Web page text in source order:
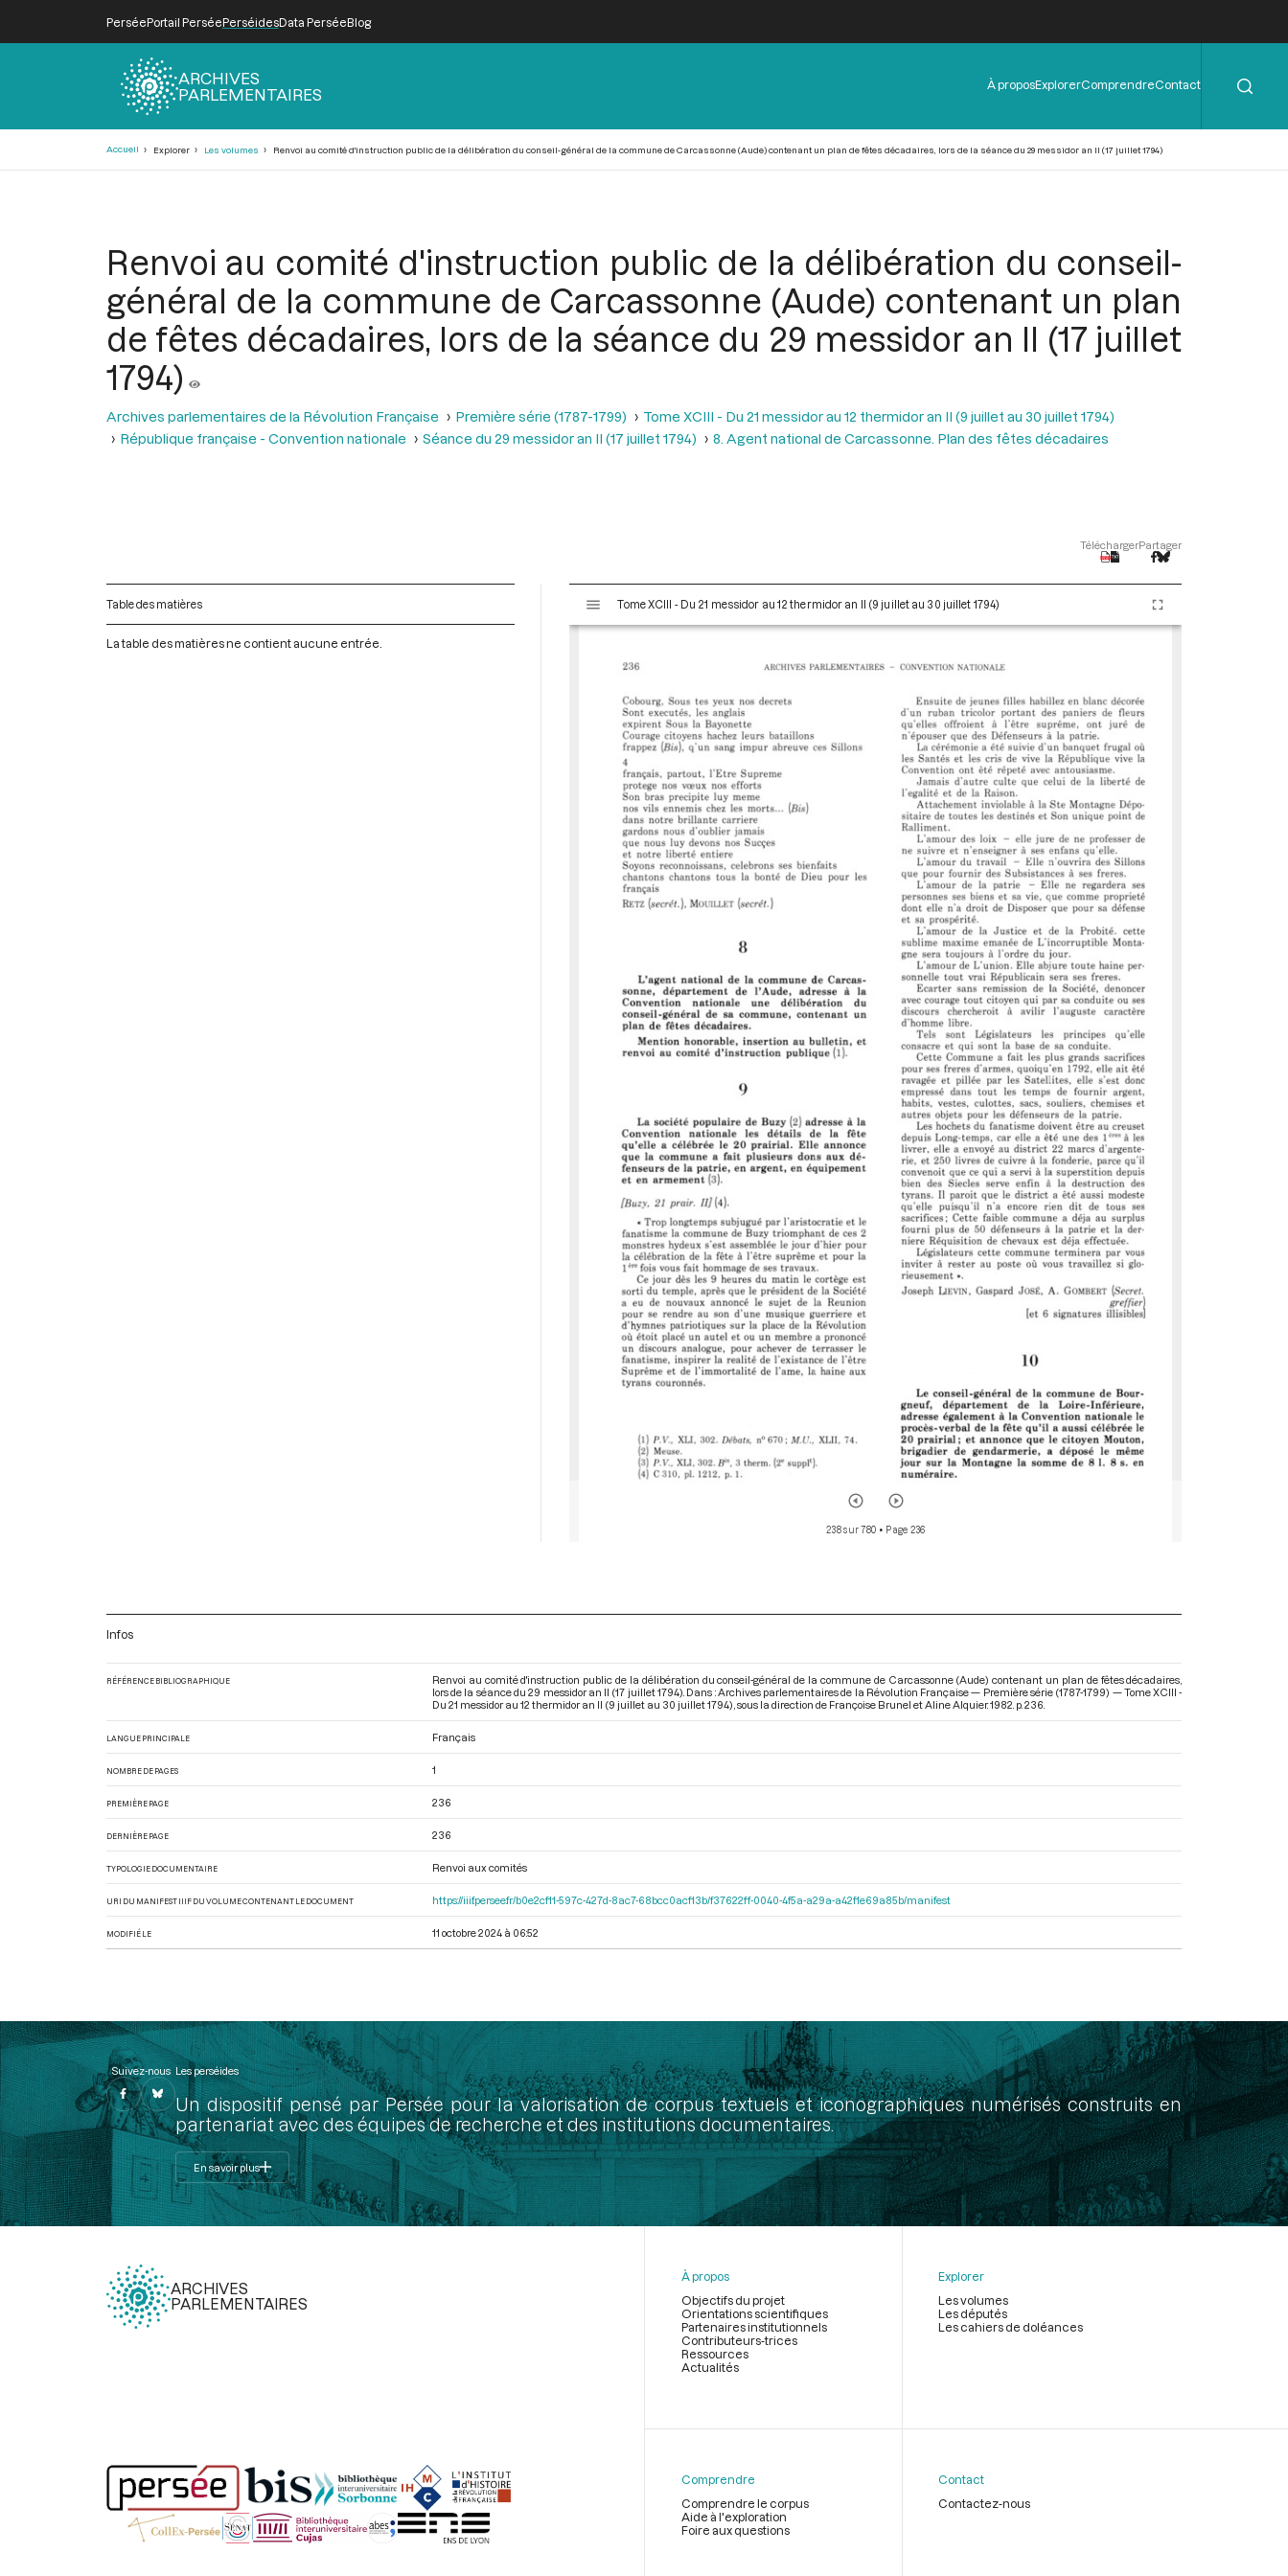
PerséePortail PerséePerséidesData PerséeBlog
ARCHIVES
PARLEMENTAIRES
Menu
de
À proposExplorerComprendreContact
Accueil Explorer Les volumes Renvoi au comité d'instruction public de la délibération du conseil-général de la commune de Carcassonne (Aude) contenant un plan de fêtes décadaires, lors de la séance du 29 messidor an II (17 juillet 1794)
Renvoi au comité d'instruction public de la délibération du conseil-
général de la commune de Carcassonne (Aude) contenant un plan
de fêtes décadaires, lors de la séance du 29 messidor an II (17 juillet
1794)
Archives parlementaires de la Révolution Française Première série (1787-1799)
Tome XCIII - Du 21 messidor au 12 thermidor an II (9 juillet au 30 juillet 1794)
République française - Convention nationale
Séance du 29 messidor an II (17 juillet 1794) 8. Agent national de Carcassonne. Plan des fêtes décadaires
TéléchargerPartager
Table des matières
La table des matières ne contient aucune entrée.
s
Tome XCIII - Du 21 messidor au 12 thermidor an II (9 juillet au 30 juillet 1794)
238 sur 780 • Page 236
Infos
RÉFÉRENCE BIBLIOGRAPHIQUE
Renvoi au comité d'instruction public de la délibération du conseil-général de la commune de Carcassonne (Aude) contenant un plan de fêtes décadaires,
lors de la séance du 29 messidor an II (17 juillet 1794). Dans : Archives parlementaires de la Révolution Française — Première série (1787-1799) — Tome XCIII -
Du 21 messidor au 12 thermidor an II (9 juillet au 30 juillet 1794) , sous la direction de Françoise Brunel et Aline Alquier. 1982. p. 236.
LANGUE PRINCIPALE Français
NOMBRE DE PAGES 1
PREMIÈRE PAGE 236
DERNIÈRE PAGE 236
TYPOLOGIE DOCUMENTAIRE Renvoi aux comités
URI DU MANIFEST IIIF DU VOLUME CONTENANT LE DOCUMENT https://iiif.persee.fr/b0e2cf11-597c-427d-8ac7-68bcc0acf13b/f37622ff-0040-4f5a-a29a-a42f1e69a85b/manifest
MODIFIÉ LE 11 octobre 2024 à 06:52
Suivez-nous Les perséides
Un dispositif pensé par Persée pour la valorisation de corpus textuels et iconographiques numérisés construits en
partenariat avec des équipes de recherche et des institutions documentaires.
En savoir plus
ARCHIVES
PARLEMENTAIRES
page
À propos
Objectifs du projet
Orientations scientifiques
Partenaires institutionnels
Contributeurs-trices
Ressources
Actualités
Explorer
Les volumes
Les députés
Les cahiers de doléances
Comprendre
Comprendre le corpus
Aide à l'exploration
Foire aux questions
Contact
Contactez-nous